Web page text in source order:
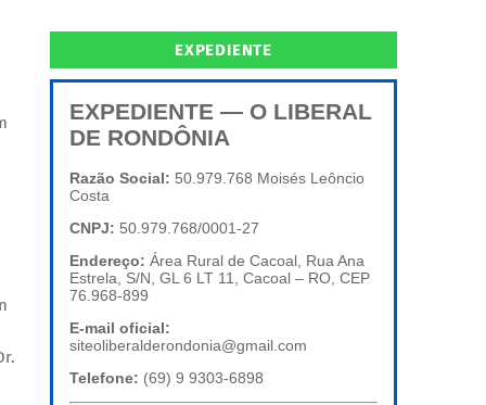
EXPEDIENTE
EXPEDIENTE — O LIBERAL
DE RONDÔNIA
Razão Social: 50.979.768 Moisés Leôncio
Costa
CNPJ: 50.979.768/0001-27
Endereço: Área Rural de Cacoal, Rua Ana
Estrela, S/N, GL 6 LT 11, Cacoal – RO, CEP
76.968-899
E-mail oficial:
siteoliberalderondonia@gmail.com
Telefone: (69) 9 9303-6898